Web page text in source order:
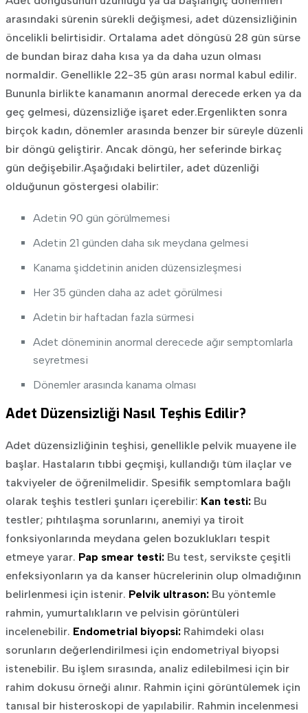
arasındaki sürenin sürekli değişmesi, adet düzensizliğinin
öncelikli belirtisidir. Ortalama adet döngüsü 28 gün sürse
de bundan biraz daha kısa ya da daha uzun olması
normaldir. Genellikle 22-35 gün arası normal kabul edilir.
Bununla birlikte kanamanın anormal derecede erken ya da
geç gelmesi, düzensizliğe işaret eder.Ergenlikten sonra
birçok kadın, dönemler arasında benzer bir süreyle düzenli
bir döngü geliştirir. Ancak döngü, her seferinde birkaç
gün değişebilir.Aşağıdaki belirtiler, adet düzenliği
olduğunun göstergesi olabilir:
Adetin 90 gün görülmemesi
Adetin 21 günden daha sık meydana gelmesi
Kanama şiddetinin aniden düzensizleşmesi
Her 35 günden daha az adet görülmesi
Adetin bir haftadan fazla sürmesi
Adet döneminin anormal derecede ağır semptomlarla
seyretmesi
Dönemler arasında kanama olması
Adet Düzensizliği Nasıl Teşhis Edilir?
Adet düzensizliğinin teşhisi, genellikle pelvik muayene ile
başlar. Hastaların tıbbi geçmişi, kullandığı tüm ilaçlar ve
takviyeler de öğrenilmelidir. Spesifik semptomlara bağlı
olarak teşhis testleri şunları içerebilir: Kan testi:Bu
testler; pıhtılaşma sorunlarını, anemiyi ya tiroit
fonksiyonlarında meydana gelen bozuklukları tespit
etmeye yarar. Pap smear testi:Bu test, servikste çeşitli
enfeksiyonların ya da kanser hücrelerinin olup olmadığının
belirlenmesi için istenir. Pelvik ultrason:Bu yöntemle
rahmin, yumurtalıkların ve pelvisin görüntüleri
incelenebilir. Endometrial biyopsi:Rahimdeki olası
sorunların değerlendirilmesi için endometriyal biyopsi
istenebilir. Bu işlem sırasında, analiz edilebilmesi için bir
rahim dokusu örneği alınır. Rahmin içini görüntülemek için
tanısal bir histeroskopi de yapılabilir. Rahmin incelenmesi